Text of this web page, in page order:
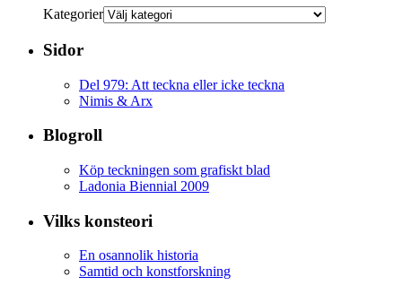
Kategorier
Sidor
Del 979: Att teckna eller icke teckna
Nimis & Arx
Blogroll
Köp teckningen som grafiskt blad
Ladonia Biennial 2009
Vilks konsteori
En osannolik historia
Samtid och konstforskning